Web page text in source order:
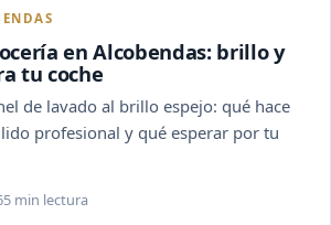
en Alcobendas: brillo y
tu coche
de lavado al brillo espejo: qué hace
profesional y qué esperar por tu
5 min lectura